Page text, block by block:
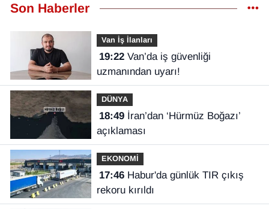
Son Haberler
Van İş İlanları
19:22Van’da iş güvenliği
uzmanından uyarı!
DÜNYA
18:49İran’dan ‘Hürmüz Boğazı’
açıklaması
EKONOMİ
17:46Habur'da günlük TIR çıkış
rekoru kırıldı